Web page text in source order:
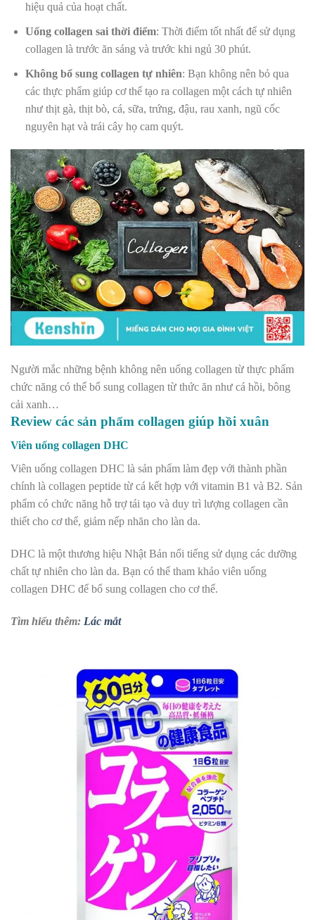
hiệu quả của hoạt chất.
Uống collagen sai thời điểm: Thời điểm tốt nhất để sử dụng
collagen là trước ăn sáng và trước khi ngủ 30 phút.
Không bổ sung collagen tự nhiên: Bạn không nên bỏ qua
các thực phẩm giúp cơ thể tạo ra collagen một cách tự nhiên
như thịt gà, thịt bò, cá, sữa, trứng, đậu, rau xanh, ngũ cốc
nguyên hạt và trái cây họ cam quýt.
Người mắc những bệnh không nên uống collagen từ thực phẩm
chức năng có thể bổ sung collagen từ thức ăn như cá hồi, bông
cải xanh…
Review các sản phẩm collagen giúp hồi xuân
Viên uống collagen DHC
Viên uống collagen DHC là sản phẩm làm đẹp với thành phần
chính là collagen peptide từ cá kết hợp với vitamin B1 và B2. Sản
phẩm có chức năng hỗ trợ tái tạo và duy trì lượng collagen cần
thiết cho cơ thể, giảm nếp nhăn cho làn da.
DHC là một thương hiệu Nhật Bản nổi tiếng sử dụng các dưỡng
chất tự nhiên cho làn da. Bạn có thể tham khảo viên uống
collagen DHC để bổ sung collagen cho cơ thể.
Tìm hiểu thêm: Lác mắt